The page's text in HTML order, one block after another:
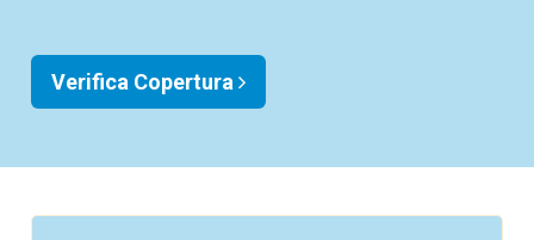
Verifica Copertura